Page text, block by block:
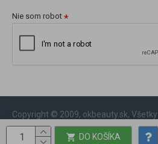
DO KOŠÍKA
Nie som robot
Copyright © 2009, okbeauty.sk,